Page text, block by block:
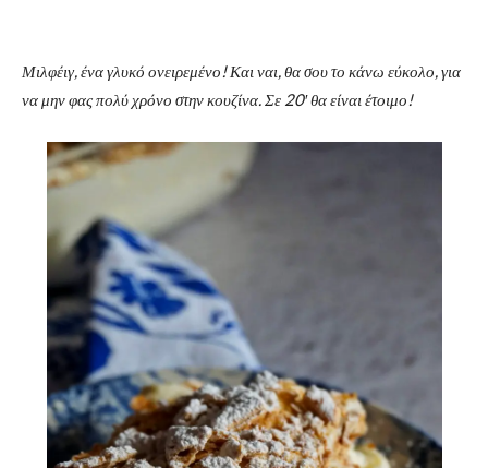
Μιλφέιγ, ένα γλυκό ονειρεμένο! Και ναι, θα σου το κάνω εύκολο, για
να μην φας πολύ χρόνο στην κουζίνα. Σε 20′ θα είναι έτοιμο!